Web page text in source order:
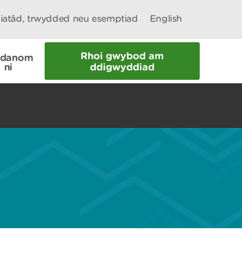
trwydded neu esemptiad English
ni
Rhoi gwybod am
ddigwyddiad